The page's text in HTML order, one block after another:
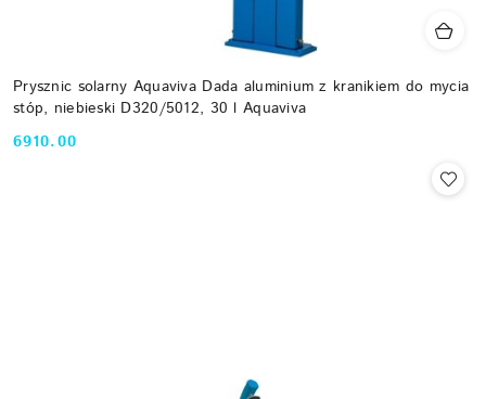
Prysznic solarny Aquaviva Dada aluminium z kranikiem do mycia
stóp, niebieski D320/5012, 30 l Aquaviva
Cena:
6910.00